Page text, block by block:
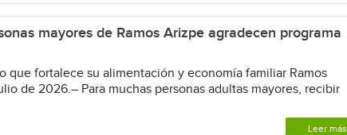
mayores de Ramos Arizpe agradecen programa
fortalece su alimentación y economía familiar Ramos
de 2026.– Para muchas personas adultas mayores, recibir
Leer más